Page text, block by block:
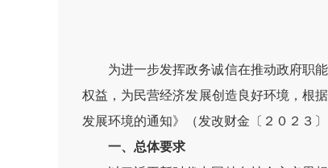
为进一步发挥政务诚信在推动政府职
权益，为民营经济发展创造良好环境，根
发展环境的通知》（发改财金〔２０２３
一、总体要求